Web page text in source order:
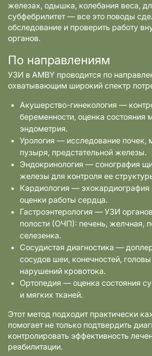
железах, одышка, колебания веса,
субфебрилитет — все это поводы
обследование и проверить работу
органов.
По направлениям
УЗИ в AMBY проводится по
охватывающим широкий спектр
Акушерство-гинекология —
беременности, оценка состояния
эндометрия.
Урология — исследование почек,
пузыря, предстательной железы.
Эндокринология — сонография
железы для контроля ее
Кардиология —
оценки работы сердца.
Гастроэнтерология — УЗИ
полости (ОЧП): печень, желчная,
селезенка.
Сосудистая диагностика —
сосудов шеи, конечностей,
нарушений кровотока.
Ортопедия — оценка состояния
и мягких тканей.
Этот метод подходит практически
помогает не только подтвердить
контролировать эффективность
реабилитации.